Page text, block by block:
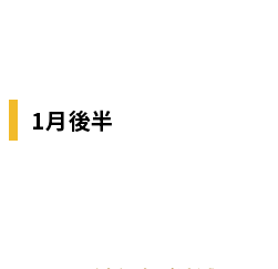
1月後半